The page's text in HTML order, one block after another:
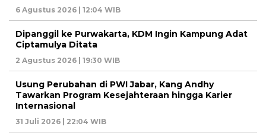
6 Agustus 2026 | 12:04 WIB
Dipanggil ke Purwakarta, KDM Ingin Kampung Adat
Ciptamulya Ditata
2 Agustus 2026 | 19:30 WIB
Usung Perubahan di PWI Jabar, Kang Andhy
Tawarkan Program Kesejahteraan hingga Karier
Internasional
31 Juli 2026 | 22:04 WIB